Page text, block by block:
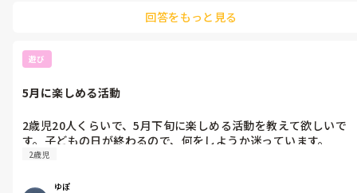
回答をもっと見る
遊び
5月に楽しめる活動
2歳児20人くらいで、5月下旬に楽しめる活動を教えて欲しいで
す。子どもの日が終わるので、何をしようか迷っています。
2歳児
ゆぽ